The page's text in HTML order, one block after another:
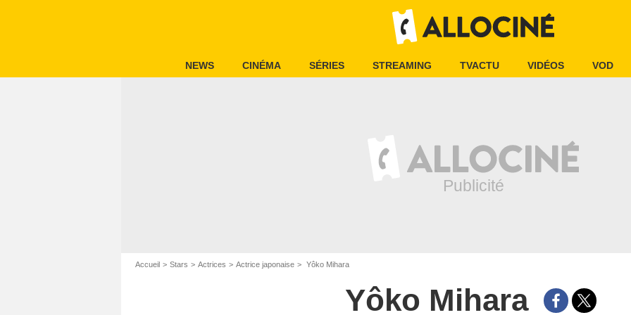
NEWS CINÉMA SÉRIES STREAMING TVACTU VIDÉOS VOD
Accueil Stars Actrices Actrice japonaise Yôko Mihara
Yôko Mihara